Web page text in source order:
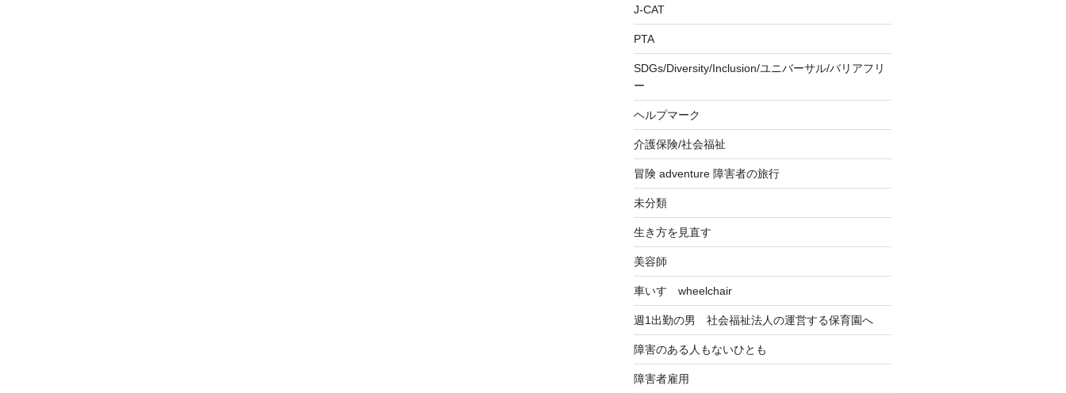
J-CAT
PTA
SDGs/Diversity/Inclusion/ユニバーサル/バリアフリ
ー
ヘルプマーク
介護保険/社会福祉
冒険 adventure 障害者の旅行
未分類
生き方を見直す
美容師
車いす wheelchair
週1出勤の男 社会福祉法人の運営する保育園へ
障害のある人もないひとも
障害者雇用